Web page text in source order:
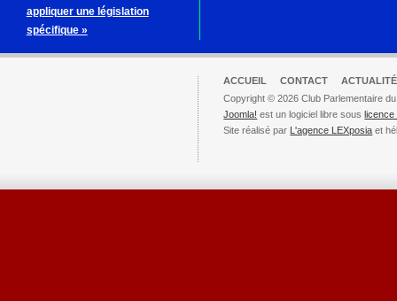
appliquer une législation
spécifique »
ACCUEIL CONTACT
Copyright © 2026 Club Parlementaire
Joomla! est un logiciel libre souslicence
Site réalisé par L'agence LEXposia et